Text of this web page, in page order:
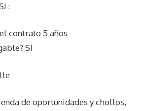
:
contrato 5 años
SI
de oportunidades y chollos,